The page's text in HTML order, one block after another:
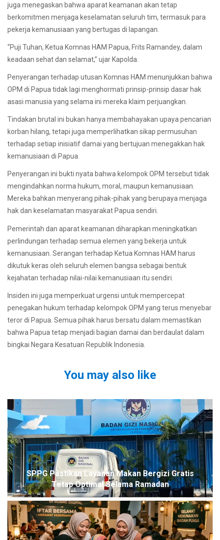
juga menegaskan bahwa aparat keamanan akan tetap
berkomitmen menjaga keselamatan seluruh tim, termasuk para
pekerja kemanusiaan yang bertugas di lapangan.
“Puji Tuhan, Ketua Komnas HAM Papua, Frits Ramandey, dalam
keadaan sehat dan selamat,” ujar Kapolda.
Penyerangan terhadap utusan Komnas HAM menunjukkan bahwa
OPM di Papua tidak lagi menghormati prinsip-prinsip dasar hak
asasi manusia yang selama ini mereka klaim perjuangkan.
Tindakan brutal ini bukan hanya membahayakan upaya pencarian
korban hilang, tetapi juga memperlihatkan sikap permusuhan
terhadap setiap inisiatif damai yang bertujuan menegakkan hak
kemanusiaan di Papua.
Penyerangan ini bukti nyata bahwa kelompok OPM tersebut tidak
mengindahkan norma hukum, moral, maupun kemanusiaan.
Mereka bahkan menyerang pihak-pihak yang berupaya menjaga
hak dan keselamatan masyarakat Papua sendiri.
Pemerintah dan aparat keamanan diharapkan meningkatkan
perlindungan terhadap semua elemen yang bekerja untuk
kemanusiaan. Serangan terhadap Ketua Komnas HAM harus
dikutuk keras oleh seluruh elemen bangsa sebagai bentuk
kejahatan terhadap nilai-nilai kemanusiaan itu sendiri.
Insiden ini juga memperkuat urgensi untuk mempercepat
penegakan hukum terhadap kelompok OPM yang terus menyebar
teror di Papua. Semua pihak harus bersatu dalam memastikan
bahwa Papua tetap menjadi bagian damai dan berdaulat dalam
bingkai Negara Kesatuan Republik Indonesia.
You may also like
SPPG Pastikan Layanan Makan Bergizi Gratis
Tetap Optimal Selama Ramadan